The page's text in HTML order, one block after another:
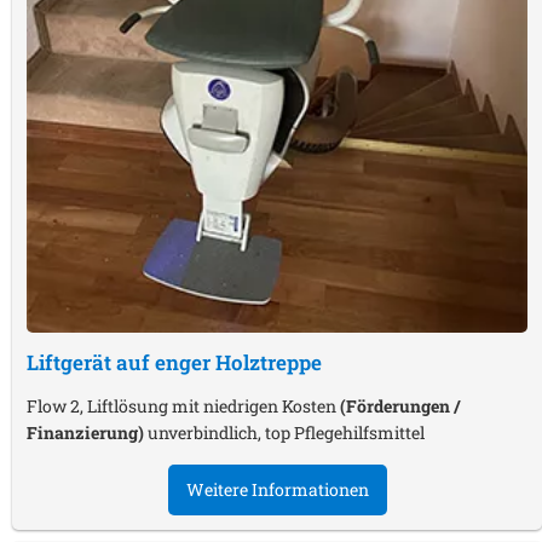
Liftgerät auf enger Holztreppe
Flow 2, Liftlösung mit niedrigen Kosten (Förderungen /
Finanzierung)unverbindlich, top Pflegehilfsmittel
Weitere Informationen